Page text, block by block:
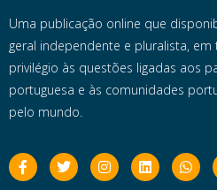
Uma publicação online que
geral independente e pluralista,
privilégio às questões ligadas aos
portuguesa e às comunidades
pelo mundo.